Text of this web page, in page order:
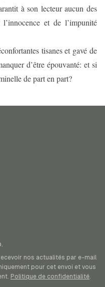
à son lecteur aucun des
et de l’impunité
tisanes et gavé de
d’être épouvanté: et si
de part en part?
nos actualités par e-mail
pour cet envoi et vous
Politique de confidentialité.